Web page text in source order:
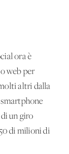
ora è
web per
altri dalla
un giro
di milioni di